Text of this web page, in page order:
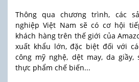
Thông qua chương trình, các
nghiệp Việt Nam sẽ có cơ hội
khách hàng trên thế giới của
xuất khẩu lớn, đặc biệt đối với
công mỹ nghệ, dệt may, da
thực phẩm chế biến...